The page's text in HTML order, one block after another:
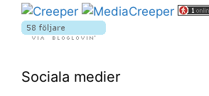
Sociala medier